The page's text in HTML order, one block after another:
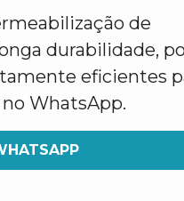
de
durabilidade,
eficientes
WhatsApp.